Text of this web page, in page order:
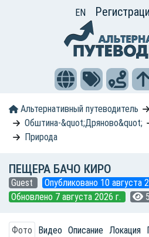
EN
Альтернативный путеводитель
Обштина-&quot;Дряново&quot;
Природа
ПЕЩЕРА БАЧО КИРО
Guest
Опубликовано 10 августа
Обновлено 7 августа 2026 г.
Фото Видео Описание Локация